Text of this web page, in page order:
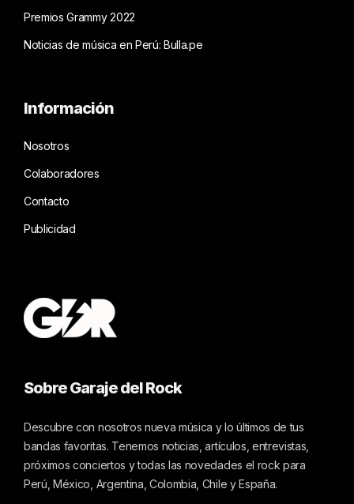
Premios Grammy 2022
Noticias de música en Perú: Bulla.pe
Información
Nosotros
Colaboradores
Contacto
Publicidad
Sobre Garaje del Rock
Descubre con nosotros nueva música y lo últimos de tus
bandas favoritas. Tenemos noticias, artículos, entrevistas,
próximos conciertos y todas las novedades el rock para
Perú, México, Argentina, Colombia, Chile y España.